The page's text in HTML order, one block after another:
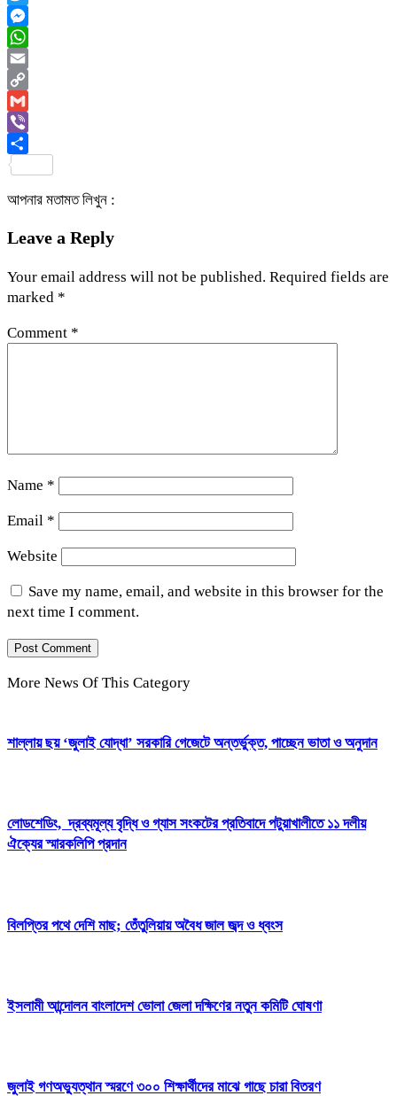
Twitter
Messenger
WhatsApp
Email
Copy
Link
Gmail
Viber
আপনার মতামত লিখুন :
Leave a Reply
Your email address will not be published. Required fields are
marked *
Comment *
Name *
Email *
Website
Save my name, email, and website in this browser for the
next time I comment.
More News Of This Category
শাল্লায় ছয় ‘জুলাই যোদ্ধা’ সরকারি গেজেটে অন্তর্ভুক্ত, পাচ্ছেন ভাতা ও অনুদান
লোডশেডিং, দ্রব্যমূল্য বৃদ্ধি ও গ্যাস সংকটের প্রতিবাদে পটুয়াখালীতে ১১ দলীয়
ঐক্যের স্মারকলিপি প্রদান
বিলপ্তির পথে দেশি মাছ; তেঁতুলিয়ায় অবৈধ জাল জব্দ ও ধ্বংস
ইসলামী আন্দোলন বাংলাদেশ ভোলা জেলা দক্ষিণের নতুন কমিটি ঘোষণা
জুলাই গণঅভ্যুত্থান স্মরণে ৩০০ শিক্ষার্থীদের মাঝে গাছে চারা বিতরণ